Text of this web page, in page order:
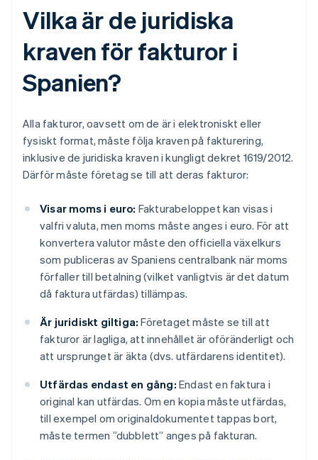
Vilka är de juridiska
kraven för fakturor i
Spanien?
Alla fakturor, oavsett om de är i elektroniskt eller
fysiskt format, måste följa kraven på fakturering,
inklusive de juridiska kraven i kungligt dekret 1619/2012.
Därför måste företag se till att deras fakturor:
Visar moms i euro: Fakturabeloppet kan visas i
valfri valuta, men moms måste anges i euro. För att
konvertera valutor måste den officiella växelkurs
som publiceras av Spaniens centralbank när moms
förfaller till betalning (vilket vanligtvis är det datum
då faktura utfärdas) tillämpas.
Är juridiskt giltiga: Företaget måste se till att
fakturor är lagliga, att innehållet är oföränderligt och
att ursprunget är äkta (dvs. utfärdarens identitet).
Utfärdas endast en gång: Endast en faktura i
original kan utfärdas. Om en kopia måste utfärdas,
till exempel om originaldokumentet tappas bort,
måste termen ”dubblett” anges på fakturan.